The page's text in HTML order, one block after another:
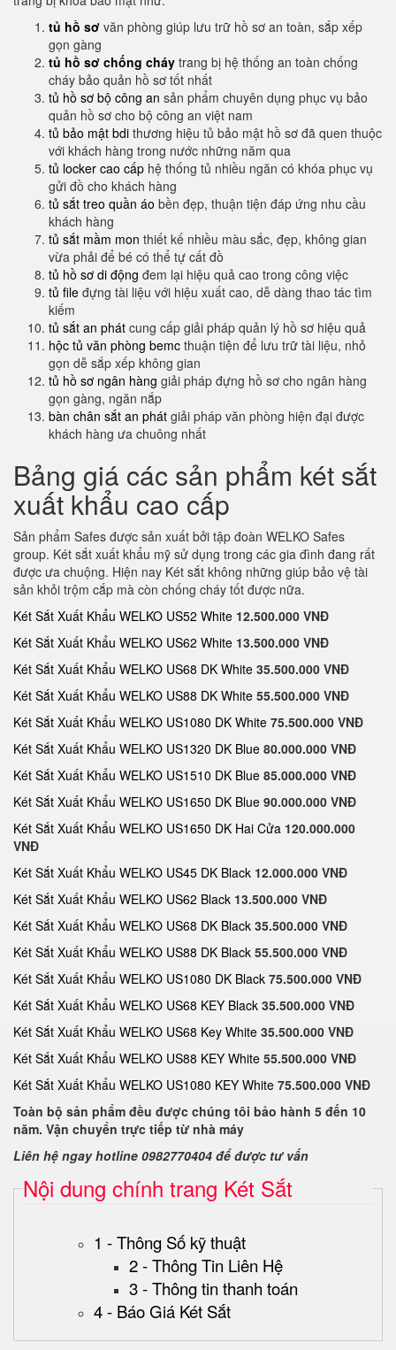
tủ hồ sơ văn phòng giúp lưu trữ hồ sơ an toàn, sắp xếp
gọn gàng
tủ hồ sơ chống cháy trang bị hệ thống an toàn chống
cháy bảo quản hồ sơ tốt nhất
tủ hồ sơ bộ công an sản phẩm chuyên dụng phục vụ bảo
quản hồ sơ cho bộ công an việt nam
tủ bảo mật bdi thương hiệu tủ bảo mật hồ sơ đã quen thuộc
với khách hàng trong nước những năm qua
tủ locker cao cấp hệ thống tủ nhiều ngăn có khóa phục vụ
gửi đồ cho khách hàng
tủ sắt treo quần áo bền đẹp, thuận tiện đáp ứng nhu cầu
khách hàng
tủ sắt mầm mon thiết kế nhiều màu sắc, đẹp, không gian
vừa phải để bé có thể tự cất đồ
tủ hồ sơ di động đem lại hiệu quả cao trong công việc
tủ file đựng tài liệu với hiệu xuất cao, dễ dàng thao tác tìm
kiếm
tủ sắt an phát cung cấp giải pháp quản lý hồ sơ hiệu quả
hộc tủ văn phòng bemc thuận tiện để lưu trữ tài liệu, nhỏ
gọn dễ sắp xếp không gian
tủ hồ sơ ngân hàng giải pháp đựng hồ sơ cho ngân hàng
gọn gàng, ngăn nắp
bàn chân sắt an phát giải pháp văn phòng hiện đại được
khách hàng ưa chuông nhất
Bảng giá các sản phẩm két sắt
xuất khẩu cao cấp
Sản phẩm Safes được sản xuất bởi tập đoàn WELKO Safes
group. Két sắt xuất khẩu mỹ sử dụng trong các gia đình đang rất
được ưa chuộng. Hiện nay Két sắt không những giúp bảo vệ tài
sản khỏi trộm cắp mà còn chống cháy tốt được nữa.
Két Sắt Xuất Khẩu WELKO US52 White 12.500.000 VNĐ
Két Sắt Xuất Khẩu WELKO US62 White 13.500.000 VNĐ
Két Sắt Xuất Khẩu WELKO US68 DK White 35.500.000 VNĐ
Két Sắt Xuất Khẩu WELKO US88 DK White 55.500.000 VNĐ
Két Sắt Xuất Khẩu WELKO US1080 DK White 75.500.000 VNĐ
Két Sắt Xuất Khẩu WELKO US1320 DK Blue 80.000.000 VNĐ
Két Sắt Xuất Khẩu WELKO US1510 DK Blue 85.000.000 VNĐ
Két Sắt Xuất Khẩu WELKO US1650 DK Blue 90.000.000 VNĐ
Két Sắt Xuất Khẩu WELKO US1650 DK Hai Cửa 120.000.000
VNĐ
Két Sắt Xuất Khẩu WELKO US45 DK Black 12.000.000 VNĐ
Két Sắt Xuất Khẩu WELKO US62 Black 13.500.000 VNĐ
Két Sắt Xuất Khẩu WELKO US68 DK Black 35.500.000 VNĐ
Két Sắt Xuất Khẩu WELKO US88 DK Black 55.500.000 VNĐ
Két Sắt Xuất Khẩu WELKO US1080 DK Black 75.500.000 VNĐ
Két Sắt Xuất Khẩu WELKO US68 KEY Black 35.500.000 VNĐ
Két Sắt Xuất Khẩu WELKO US68 Key White 35.500.000 VNĐ
Két Sắt Xuất Khẩu WELKO US88 KEY White 55.500.000 VNĐ
Két Sắt Xuất Khẩu WELKO US1080 KEY White 75.500.000 VNĐ
Toàn bộ sản phẩm đều được chúng tôi bảo hành 5 đến 10
năm. Vận chuyển trực tiếp từ nhà máy
Liên hệ ngay hotline 0982770404 để được tư vấn
Nội dung chính trang Két Sắt
1 - Thông Số kỹ thuật
2 - Thông Tin Liên Hệ
3 - Thông tin thanh toán
4 - Báo Giá Két Sắt